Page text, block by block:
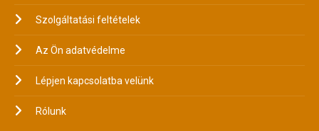
Szolgáltatási feltételek
Az Ön adatvédelme
Lépjen kapcsolatba velünk
Rólunk